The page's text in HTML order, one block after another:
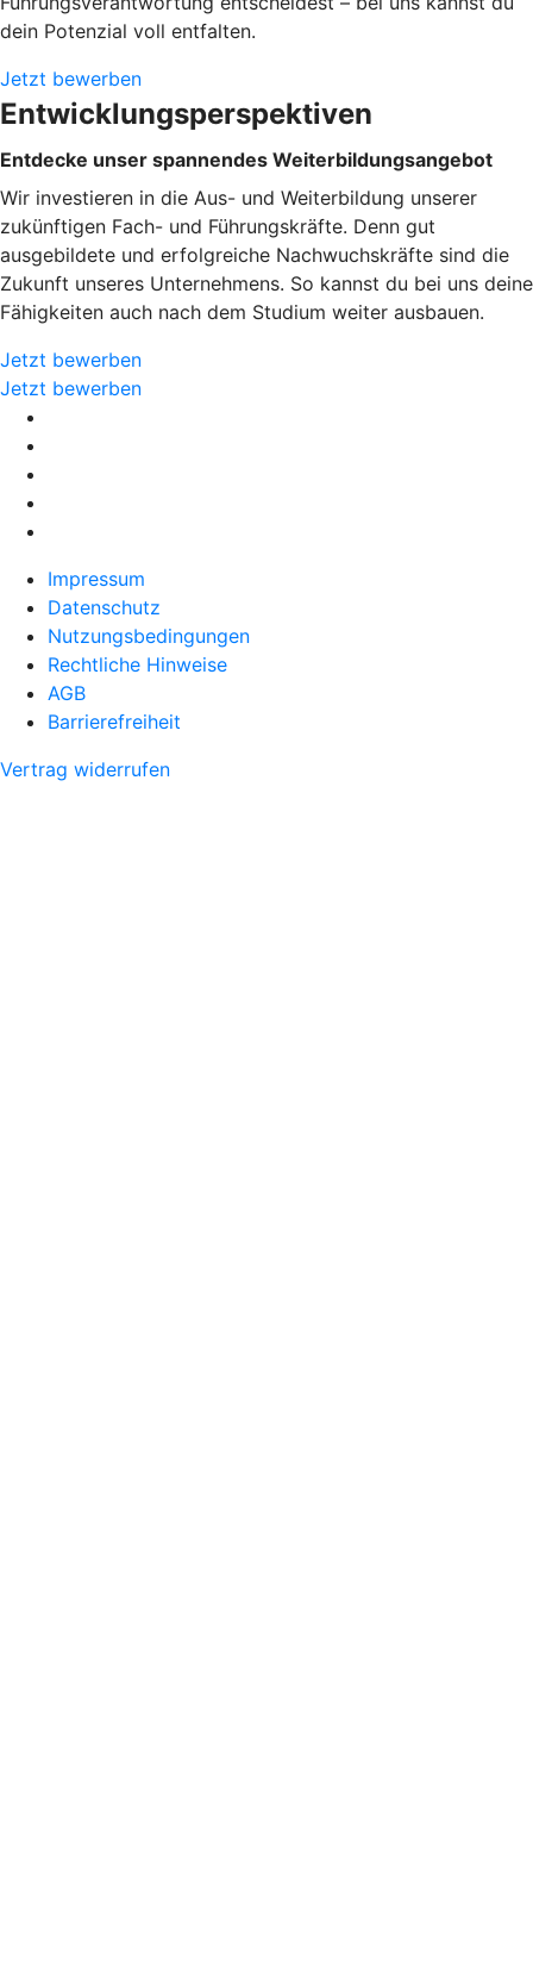
dein Potenzial voll entfalten.
Jetzt bewerben
Entwicklungsperspektiven
Entdecke unser spannendes Weiterbildungsangebot
Wir investieren in die Aus- und Weiterbildung unserer
zukünftigen Fach- und Führungskräfte. Denn gut
ausgebildete und erfolgreiche Nachwuchskräfte sind die
Zukunft unseres Unternehmens. So kannst du bei uns deine
Fähigkeiten auch nach dem Studium weiter ausbauen.
Jetzt bewerben
Jetzt bewerben
Impressum
Datenschutz
Nutzungsbedingungen
Rechtliche Hinweise
AGB
Barrierefreiheit
Vertrag widerrufen